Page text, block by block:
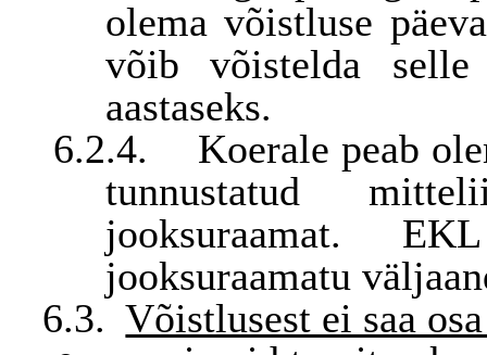
olema võistluse
võib võistelda
aastaseks.
6.2.4.
Koerale peab
tunnustatud
jooksuraamat.
jooksuraamatu
6.3. Võistlusest ei saa